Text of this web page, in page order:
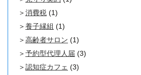
消費税 (1)
養子縁組 (1)
高齢者サロン (1)
予約型代理人届 (3)
認知症カフェ (3)